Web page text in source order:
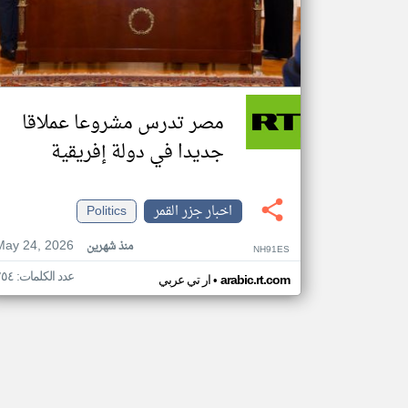
مصر تدرس مشروعا عملاقا
جديدا في دولة إفريقية
اخبار جزر القمر
Politics
24, 2026
منذ شهرين NH91ES
ار تي عربي• arabic.rt.com عدد الكلمات: ٢٥٤